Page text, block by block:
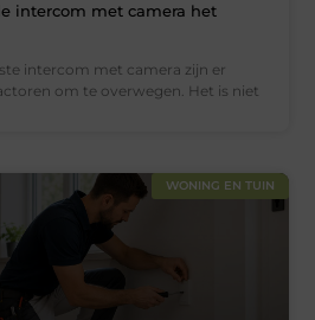
intercom met camera het
intercom met camera zijn er
om te overwegen. Het is niet
WONING EN TUIN